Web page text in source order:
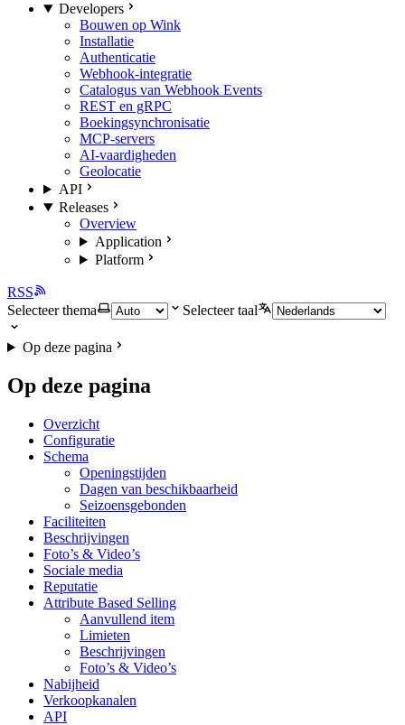
Developers
Bouwen op Wink
Installatie
Authenticatie
Webhook-integratie
Catalogus van Webhook Events
REST en gRPC
Boekingsynchronisatie
MCP-servers
AI-vaardigheden
Geolocatie
API
Releases
Overview
Application
Platform
RSS
Selecteer thema
Selecteer taal
Op deze pagina
Op deze pagina
Overzicht
Configuratie
Schema
Openingstijden
Dagen van beschikbaarheid
Seizoensgebonden
Faciliteiten
Beschrijvingen
Foto’s & Video’s
Sociale media
Reputatie
Attribute Based Selling
Aanvullend item
Limieten
Beschrijvingen
Foto’s & Video’s
Nabijheid
Verkoopkanalen
API